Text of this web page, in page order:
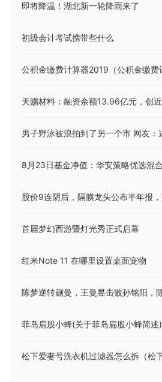
即将降温！湖北新一轮降雨来了
初级会计考试携带些什么
首届梦幻西游暨灯光秀正式启幕
红米Note 11 在哪里设置桌面宠物
菲岛扁股小蜂(关于菲岛扁股小蜂简述)